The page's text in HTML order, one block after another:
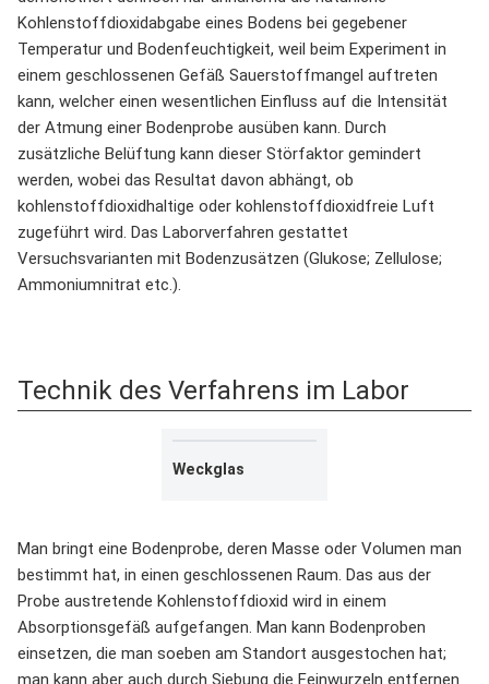
Kohlenstoffdioxidabgabe eines Bodens bei gegebener
Temperatur und Bodenfeuchtigkeit, weil beim Experiment in
einem geschlossenen Gefäß Sauerstoffmangel auftreten
kann, welcher einen wesentlichen Einfluss auf die Intensität
der Atmung einer Bodenprobe ausüben kann. Durch
zusätzliche Belüftung kann dieser Störfaktor gemindert
werden, wobei das Resultat davon abhängt, ob
kohlenstoffdioxidhaltige oder kohlenstoffdioxidfreie Luft
zugeführt wird. Das Laborverfahren gestattet
Versuchsvarianten mit Bodenzusätzen (Glukose; Zellulose;
Ammoniumnitrat etc.).
Technik des Verfahrens im Labor
Weckglas
Man bringt eine Bodenprobe, deren Masse oder Volumen man
bestimmt hat, in einen geschlossenen Raum. Das aus der
Probe austretende Kohlenstoffdioxid wird in einem
Absorptionsgefäß aufgefangen. Man kann Bodenproben
einsetzen, die man soeben am Standort ausgestochen hat;
man kann aber auch durch Siebung die Feinwurzeln entfernen